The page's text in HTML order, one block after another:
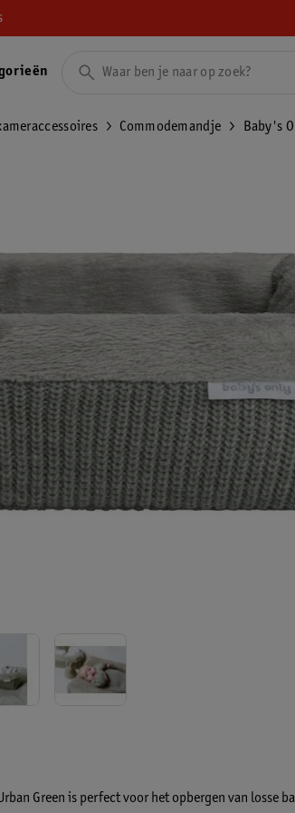
Commodemandje Baby's
Green is perfect voor het opbergen van losse